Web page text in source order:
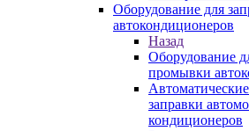
Оборудование для
автокондиционеров
Назад
Оборудование
промывки
заправки
кондиционеров